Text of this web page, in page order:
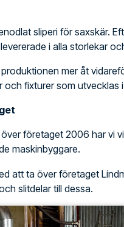
sliperi för saxskär.
i alla storlekar
mer åt
fixturer som utvecklas
företaget 2006 har vi
maskinbyggare.
att ta över företaget
slitdelar till dessa.